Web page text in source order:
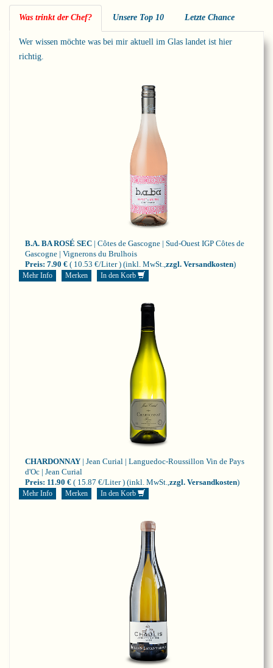
Was trinkt der Chef? Unsere Top 10 Letzte Chance
Wer wissen möchte was bei mir aktuell im Glas landet ist hier
richtig.
B.A. BA ROSÉ SEC | Côtes de Gascogne | Sud-Ouest IGP Côtes de
Gascogne | Vignerons du Brulhois
Preis: 7.90 € ( 10.53 €/Liter ) (inkl. MwSt.,zzgl. Versandkosten)
Mehr Info Merken In den Korb
CHARDONNAY | Jean Curial | Languedoc-Roussillon Vin de Pays
d'Oc | Jean Curial
Preis: 11.90 € ( 15.87 €/Liter ) (inkl. MwSt., zzgl. Versandkosten)
Mehr Info Merken In den Korb